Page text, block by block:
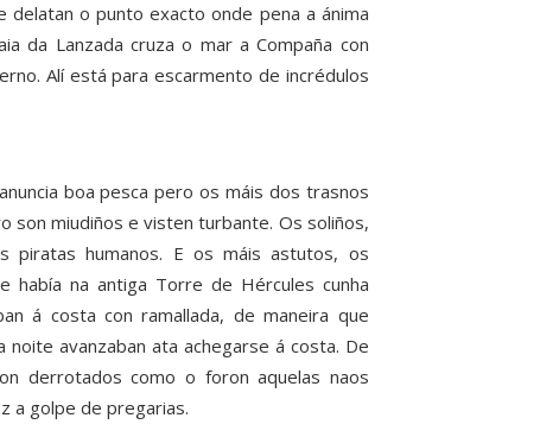
delatan o punto exacto onde pena a ánima
da Lanzada cruza o mar a Compaña con
Alí está para escarmento de incrédulos
boa pesca pero os máis dos trasnos
son miudiños e visten turbante. Os soliños,
piratas humanos. E os máis astutos, os
había na antiga Torre de Hércules cunha
á costa con ramallada, de maneira que
avanzaban ata achegarse á costa. De
derrotados como o foron aquelas naos
a golpe de pregarias.